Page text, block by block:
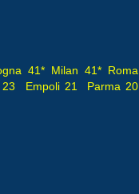
41* Milan 41*Roma
23 Empoli 21 Parma 20